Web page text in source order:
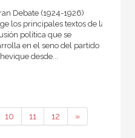
Debate (1924-1926)
los principales textos de la
política que se
en el seno del partido
desde...
10 11 12 »